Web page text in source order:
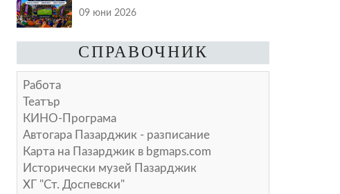
09 юни 2026
СПРАВОЧНИК
Работа
Театър
КИНО-Програма
Автогара Пазарджик - разписание
Карта на Пазарджик в bgmaps.com
Исторически музей Пазарджик
ХГ "Ст. Доспевски"